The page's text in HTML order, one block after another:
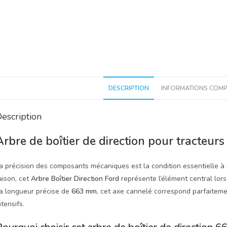
DESCRIPTION INFORMATIONS
de boîtier de direction pour
précision des composants mécaniques est la condition essentielle
cetArbre Boîtier Direction Ford représente l’élément central
longueur précise de 663 mm, cet axe cannelé correspond